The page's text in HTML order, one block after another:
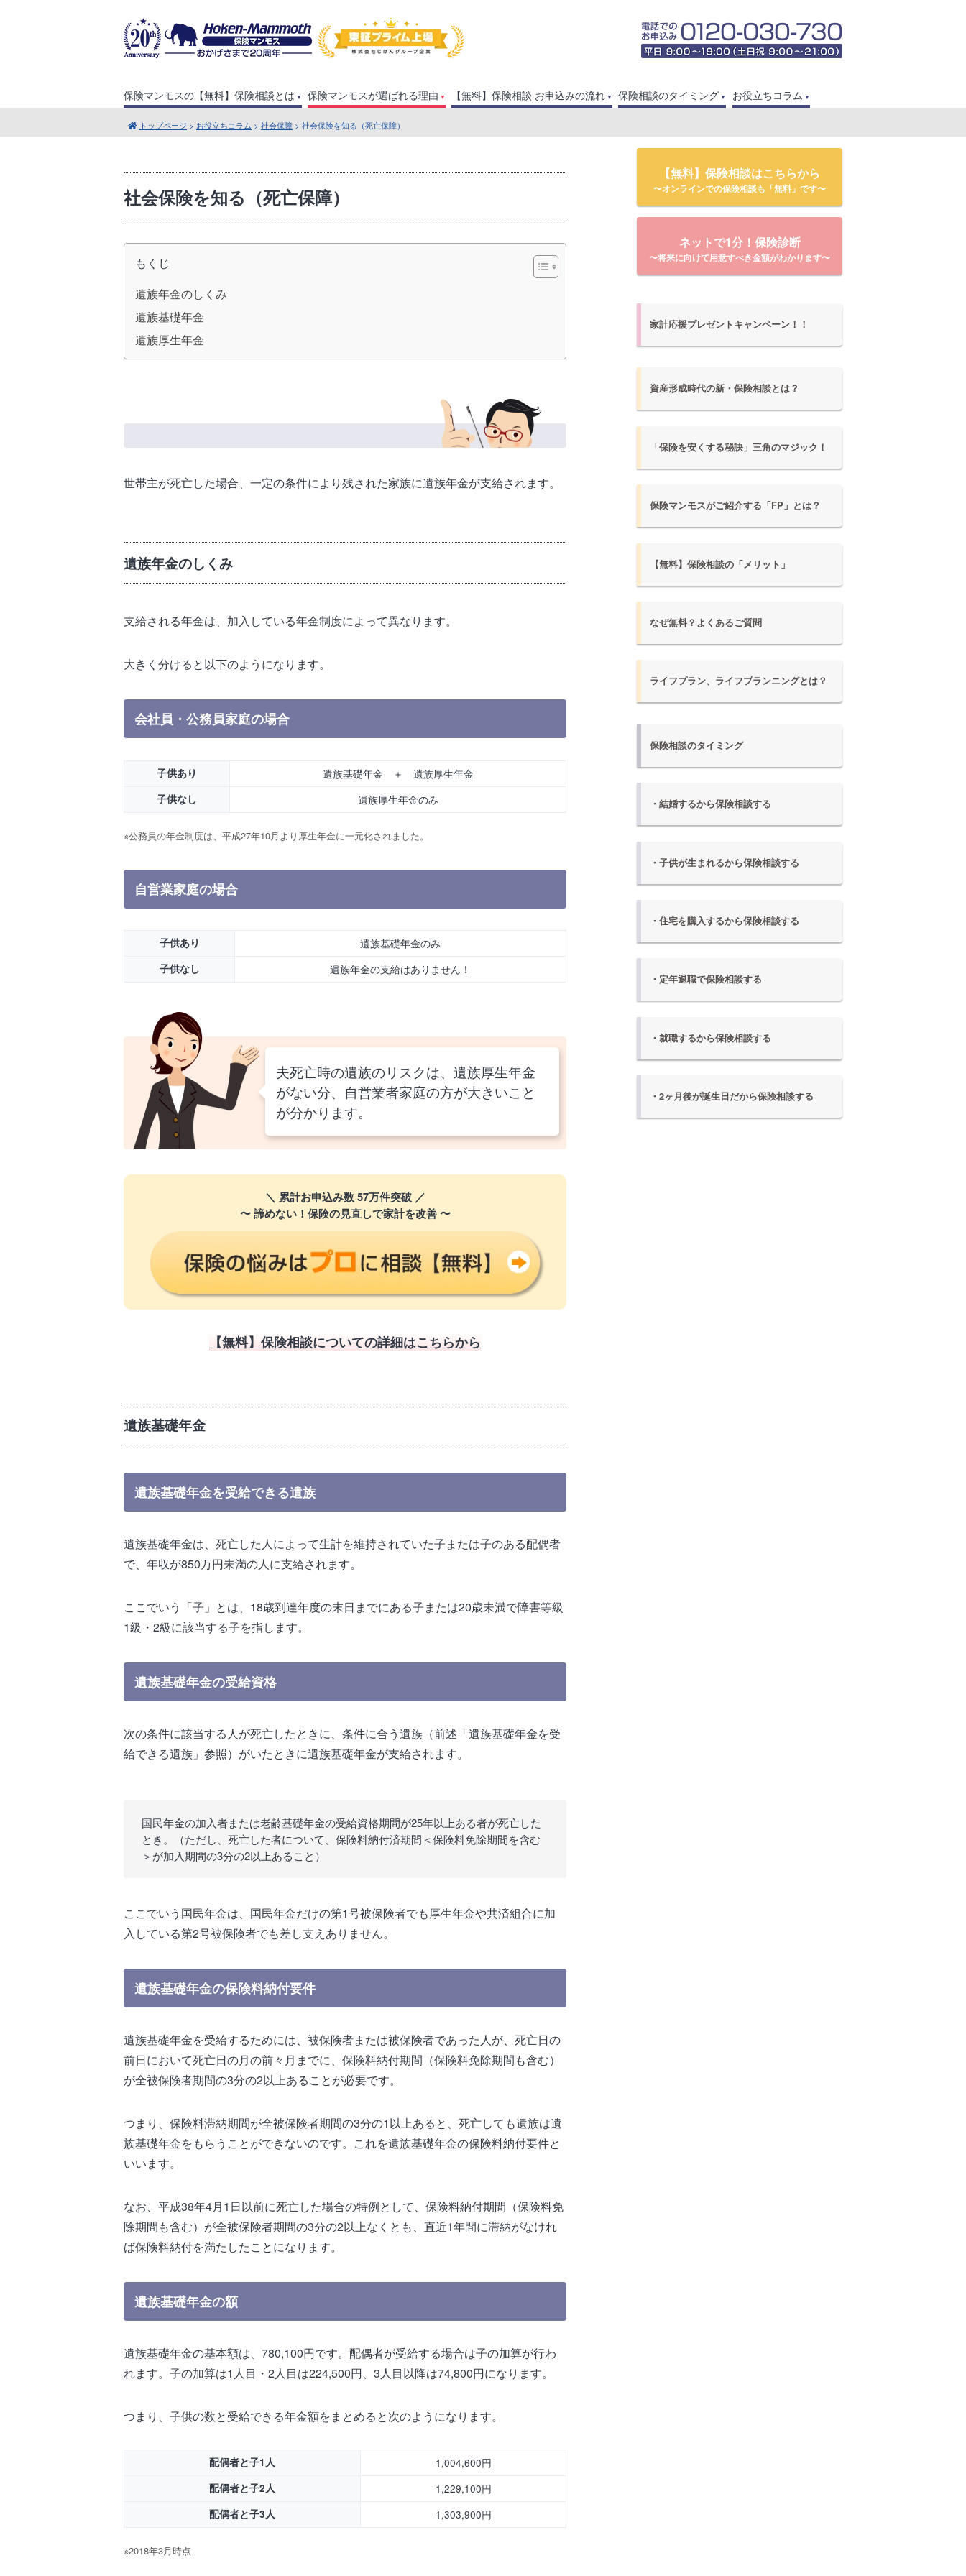
保険マンモスの【無料】保険相談とは 保険マンモスが選ばれる理由 【無料】保険相談 お申込みの流れ 保険相談のタイミング お役立ちコラム
トップページ > お役立ちコラム > 社会保障 > 社会保険を知る（死亡保障）
社会保険を知る（死亡保障）
もくじ
遺族年金のしくみ
遺族基礎年金
遺族厚生年金
世帯主が死亡した場合、一定の条件により残された家族に遺族年金が支給されます。
遺族年金のしくみ
支給される年金は、加入している年金制度によって異なります。
大きく分けると以下のようになります。
会社員・公務員家庭の場合
子供あり 遺族基礎年金 ＋ 遺族厚生年金
子供なし 遺族厚生年金のみ
※公務員の年金制度は、平成27年10月より厚生年金に一元化されました。
自営業家庭の場合
子供あり 遺族基礎年金のみ
子供なし 遺族年金の支給はありません！
夫死亡時の遺族のリスクは、遺族厚生年金
がない分、自営業者家庭の方が大きいこと
が分かります。
＼ 累計お申込み数 57万件突破 ／
〜 諦めない！保険の見直しで家計を改善 〜
【無料】保険相談についての詳細はこちらから
遺族基礎年金
遺族基礎年金を受給できる遺族
遺族基礎年金は、死亡した人によって生計を維持されていた子または子のある配偶者
で、年収が850万円未満の人に支給されます。
ここでいう「子」とは、18歳到達年度の末日までにある子または20歳未満で障害等級
1級・2級に該当する子を指します。
遺族基礎年金の受給資格
次の条件に該当する人が死亡したときに、条件に合う遺族（前述「遺族基礎年金を受
給できる遺族」参照）がいたときに遺族基礎年金が支給されます。
国民年金の加入者または老齢基礎年金の受給資格期間が25年以上ある者が死亡した
とき。（ただし、死亡した者について、保険料納付済期間＜保険料免除期間を含む
＞が加入期間の3分の2以上あること）
ここでいう国民年金は、国民年金だけの第1号被保険者でも厚生年金や共済組合に加
入している第2号被保険者でも差し支えありません。
遺族基礎年金の保険料納付要件
遺族基礎年金を受給するためには、被保険者または被保険者であった人が、死亡日の
前日において死亡日の月の前々月までに、保険料納付期間（保険料免除期間も含む）
が全被保険者期間の3分の2以上あることが必要です。
つまり、保険料滞納期間が全被保険者期間の3分の1以上あると、死亡しても遺族は遺
族基礎年金をもらうことができないのです。これを遺族基礎年金の保険料納付要件と
いいます。
なお、平成38年4月1日以前に死亡した場合の特例として、保険料納付期間（保険料免
除期間も含む）が全被保険者期間の3分の2以上なくとも、直近1年間に滞納がなけれ
ば保険料納付を満たしたことになります。
遺族基礎年金の額
遺族基礎年金の基本額は、780,100円です。配偶者が受給する場合は子の加算が行わ
れます。子の加算は1人目・2人目は224,500円、3人目以降は74,800円になります。
つまり、子供の数と受給できる年金額をまとめると次のようになります。
配偶者と子1人 1,004,600円
配偶者と子2人 1,229,100円
配偶者と子3人 1,303,900円
※2018年3月時点
【無料】保険相談はこちらから
〜オンラインでの保険相談も「無料」です〜
ネットで1分！保険診断
〜将来に向けて用意すべき金額がわかります〜
家計応援プレゼントキャンペーン！！
資産形成時代の新・保険相談とは？
「保険を安くする秘訣」三角のマジック！
保険マンモスがご紹介する「FP」とは？
【無料】保険相談の「メリット」
なぜ無料？よくあるご質問
ライフプラン、ライフプランニングとは？
保険相談のタイミング
・結婚するから保険相談する
・子供が生まれるから保険相談する
・住宅を購入するから保険相談する
・定年退職で保険相談する
・就職するから保険相談する
・2ヶ月後が誕生日だから保険相談する